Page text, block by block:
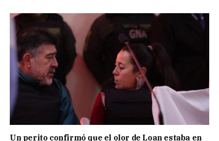
Un perito confirmó que el olor de Loan estaba en